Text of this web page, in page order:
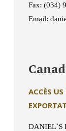
Fax: (034)
Email:
ACCÈS
DANIEL´S